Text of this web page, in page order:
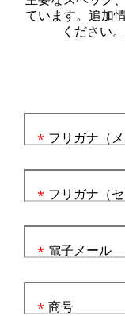
ています。追加
ください。
フリガナ（メ
*
フリガナ（セ
*
電子メール
*
商号
*